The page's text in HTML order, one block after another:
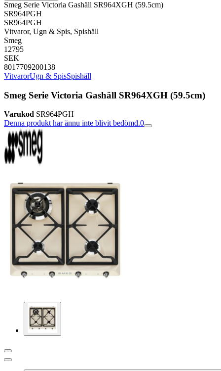
Smeg Serie Victoria Gashäll SR964XGH (59.5cm)
SR964PGH
SR964PGH
Vitvaror, Ugn & Spis, Spishäll
Smeg
12795
SEK
8017709200138
VitvarorUgn & SpisSpishäll
Smeg Serie Victoria Gashäll SR964XGH (59.5cm)
Varukod SR964PGH
Denna produkt har ännu inte blivit bedömd.0